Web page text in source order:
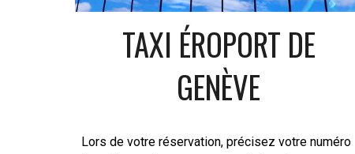
TAXI ÉROPORT DE
GENÈVE
Lors de votre réservation, précisez votre numéro